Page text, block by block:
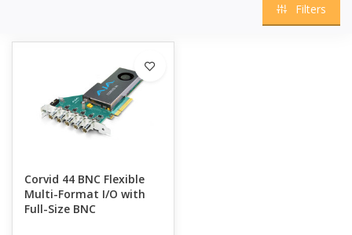
Filters
Corvid 44 BNC Flexible
Multi-Format I/O with
Full-Size BNC